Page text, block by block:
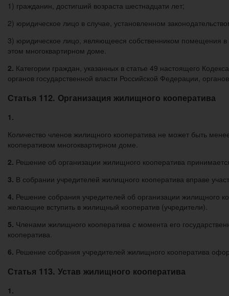
1) гражданин, достигший возраста шестнадцати лет;
2) юридическое лицо в случае, установленном
3) юридическое лицо, являющееся собственником помещения
этом многоквартирном доме.
2. Категории граждан, указанных в статье 49 настоящего
органов государственной власти Российской Федерации,
Статья 112. Организация жилищного кооператива
1.
Количество членов жилищного кооператива не может быть
кооперативом многоквартирном доме.
2. Решение об организации жилищного кооператива
3. В собрании учредителей жилищного кооператива вправе
4. Решение собрания учредителей об организации жилищного
желающие вступить в жилищный кооператив (учредители).
5. Членами жилищного кооператива с момента его
кооператива.
6. Решение собрания учредителей жилищного кооператива
Статья 113. Устав жилищного кооператива
1.